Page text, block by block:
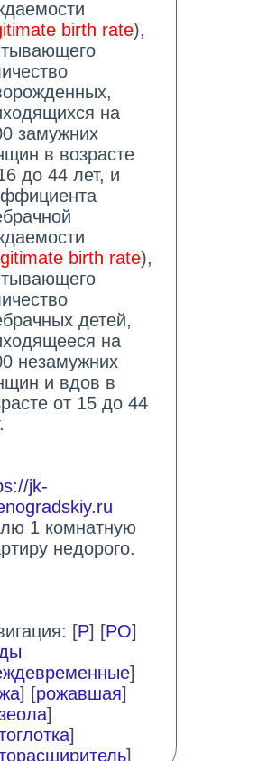
birth rate),
на
замужних
в возрасте
до 44 лет, и
birth rate),
детей,
на
незамужних
и вдов в
от 15 до 44
jk-
1 комнатную
недорого.
[Р] [РО]
]
] [рожавшая]
]
]
]